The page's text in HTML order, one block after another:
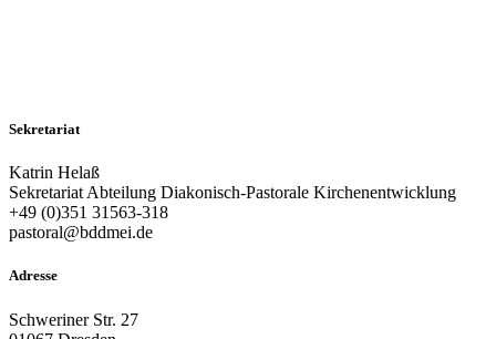
Sekretariat
Katrin Helaß
Sekretariat Abteilung Diakonisch-Pastorale Kirchenentwicklung
+49 (0)351 31563-318
pastoral@bddmei.de
Adresse
Schweriner Str. 27